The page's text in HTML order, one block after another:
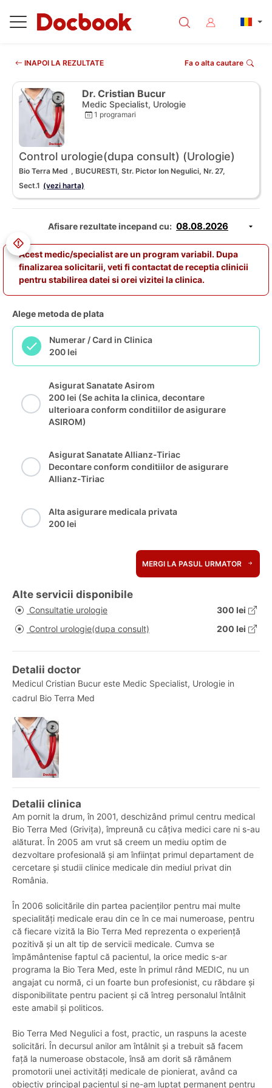
INAPOI LA REZULTATE Fa o alta cautare
Dr. Cristian Bucur
Medic Specialist, Urologie
1 programari
Control urologie(dupa consult) (Urologie)
Bio Terra Med , BUCURESTI, Str. Pictor Ion Negulici, Nr. 27,
Sect.1 (vezi harta)
Afisare rezultate incepand cu:
Acest medic/specialist are un program variabil. Dupa
finalizarea solicitarii, veti fi contactat de receptia clinicii
pentru stabilirea datei si orei vizitei la clinica.
Alege metoda de plata
Numerar / Card in Clinica
200 lei
Asigurat Sanatate Asirom
200 lei (Se achita la clinica, decontare
ulterioara conform conditiilor de asigurare
ASIROM)
Asigurat Sanatate Allianz-Tiriac
Decontare conform conditiilor de asigurare
Allianz-Tiriac
Alta asigurare medicala privata
200 lei
MERGI LA PASUL URMATOR
Alte servicii disponibile
Consultatie urologie
300 lei
Control urologie(dupa consult)
200 lei
Detalii doctor
Medicul Cristian Bucur este Medic Specialist, Urologie in
cadrul Bio Terra Med
Detalii clinica
Am pornit la drum, în 2001, deschizând primul centru medical
Bio Terra Med (Grivița), împreună cu câțiva medici care ni s-au
alăturat. În 2005 am vrut să creem un mediu optim de
dezvoltare profesională și am înființat primul departament de
cercetare și studii clinice medicale din mediul privat din
România.
În 2006 solicitările din partea pacienților pentru mai multe
specialități medicale erau din ce în ce mai numeroase, pentru
că fiecare vizită la Bio Terra Med reprezenta o experiență
pozitivă și un alt tip de servicii medicale. Cumva se
împământenise faptul că pacientul, la orice medic s-ar
programa la Bio Tera Med, este în primul rând MEDIC, nu un
angajat cu normă, ci un foarte bun profesionist, cu răbdare și
disponibilitate pentru pacient și că întreg personalul întâlnit
este amabil și politicos.
Bio Terra Med Negulici a fost, practic, un raspuns la aceste
solicitări. În decursul anilor am întâlnit și a trebuit să facem
față la numeroase obstacole, însă am dorit să rămânem
promotorii unei activități medicale de pionierat, având ca
obiectiv principal pacientul și ne-am luptat permanent pentru